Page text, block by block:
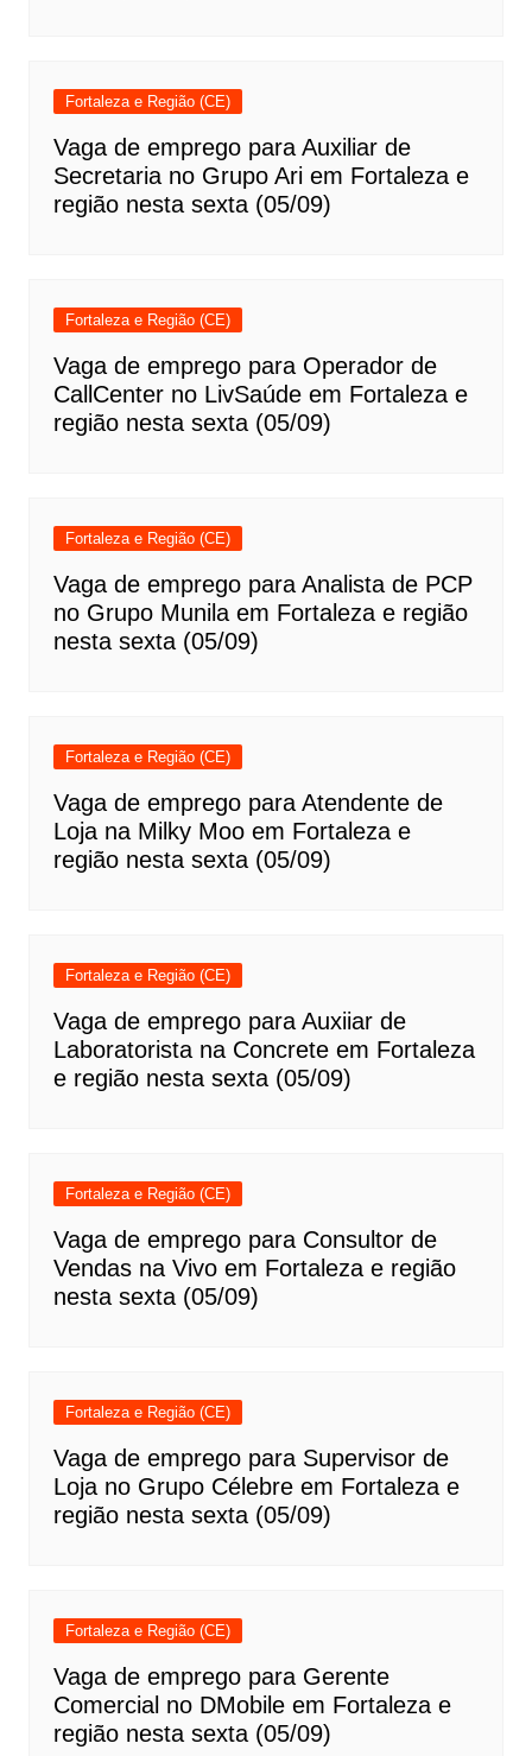
Fortaleza e Região (CE)
Vaga de emprego para Auxiliar de
Secretaria no Grupo Ari em Fortaleza e
região nesta sexta (05/09)
Fortaleza e Região (CE)
Vaga de emprego para Operador de
CallCenter no LivSaúde em Fortaleza e
região nesta sexta (05/09)
Fortaleza e Região (CE)
Vaga de emprego para Analista de PCP
no Grupo Munila em Fortaleza e região
nesta sexta (05/09)
Fortaleza e Região (CE)
Vaga de emprego para Atendente de
Loja na Milky Moo em Fortaleza e
região nesta sexta (05/09)
Fortaleza e Região (CE)
Vaga de emprego para Auxiiar de
Laboratorista na Concrete em Fortaleza
e região nesta sexta (05/09)
Fortaleza e Região (CE)
Vaga de emprego para Consultor de
Vendas na Vivo em Fortaleza e região
nesta sexta (05/09)
Fortaleza e Região (CE)
Vaga de emprego para Supervisor de
Loja no Grupo Célebre em Fortaleza e
região nesta sexta (05/09)
Fortaleza e Região (CE)
Vaga de emprego para Gerente
Comercial no DMobile em Fortaleza e
região nesta sexta (05/09)